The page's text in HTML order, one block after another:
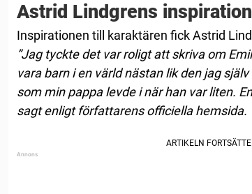
Astrid Lindgrens inspiration
Inspirationen till karaktären fick Astrid
”Jag tyckte det var roligt att skriva om
vara barn i en värld nästan lik den jag
som min pappa levde i när han var liten.
sagt enligt författarens officiella hemsida.